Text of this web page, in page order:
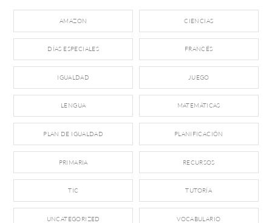
AMAZON CIENCIAS
DÍAS ESPECIALES FRANCÉS
IGUALDAD JUEGO
LENGUA MATEMÁTICAS
PLAN DE IGUALDAD PLANIFICACIÓN
PRIMARIA RECURSOS
TIC TUTORÍA
UNCATEGORIZED VOCABULARIO